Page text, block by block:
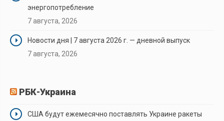
энергопотребление
7 августа, 2026
Новости дня | 7 августа 2026 г. — дневной выпуск
7 августа, 2026
РБК-Украина
США будут ежемесячно поставлять Украине ракеты